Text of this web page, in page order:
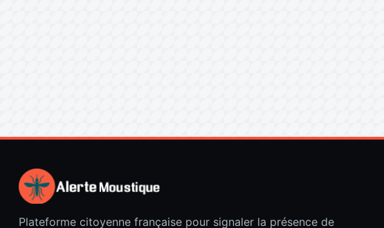
Plateforme citoyenne française pour signaler la présence de